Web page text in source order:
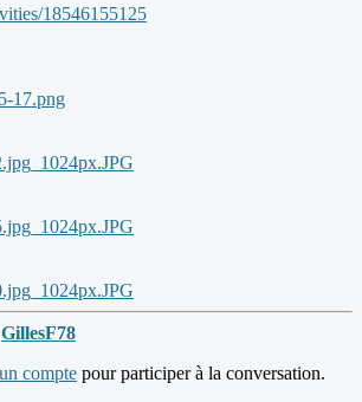
18546155125
GillesF78
compte pour participer à la conversation.